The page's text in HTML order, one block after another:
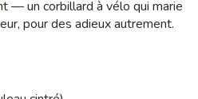
— un corbillard à vélo qui marie
pour des adieux autrement.